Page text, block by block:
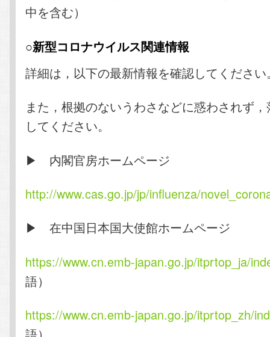
中を含む）
○新型コロナウイルス関連情報
詳細は，以下の最新情報を確認してください
また，根拠のないうわさなどに惑わされず
してください。
▶ 内閣官房ホームページ
http://www.cas.go.jp/jp/influenza/
▶ 在中国日本国大使館ホームページ
https://www.cn.emb-japan.go.jp/itprtop_ja/
語）
https://www.cn.emb-japan.go.jp/itprtop_zh/